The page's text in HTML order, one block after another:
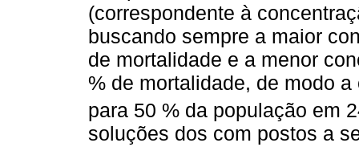
(correspondente à
buscando sempre a maior
de mortalidade e a menor
% de mortalidade, de modo a
para 50 % da população em
soluções dos com postos a